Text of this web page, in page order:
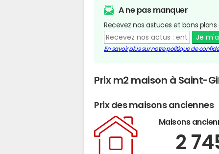
A ne pas manquer
Recevez nos astuces et bons
Je
En savoir plus sur notre politique de
Prix m2 maison à Saint-
Prix des maisons anciennes
Maisons
2